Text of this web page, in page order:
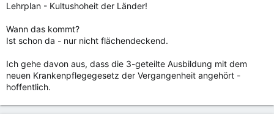
Lehrplan - Kultushoheit der Länder!
Wann das kommt?
Ist schon da - nur nicht flächendeckend.
Ich gehe davon aus, dass die 3-geteilte Ausbildung mit dem
neuen Krankenpflegegesetz der Vergangenheit angehört -
hoffentlich.